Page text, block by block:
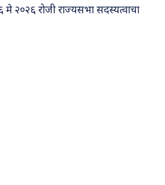
मे २०२६ रोजी राज्यसभा सदस्यत्वाचा